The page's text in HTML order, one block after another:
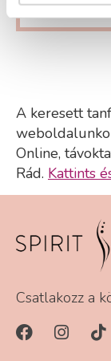
A keresett
Online,
Rád. Kattints
Csatlakozz a